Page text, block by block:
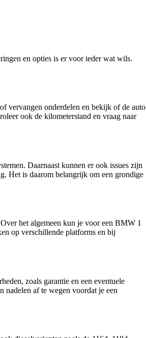
en opties is er voor ieder wat wils.
vervangen onderdelen en bekijk of de auto
ook de kilometerstand en vraag naar
Daarnaast kunnen er ook issues zijn
Het is daarom belangrijk om een grondige
het algemeen kun je voor een BMW 1
op verschillende platforms en bij
zoals garantie en een eventuele
nadelen af te wegen voordat je een